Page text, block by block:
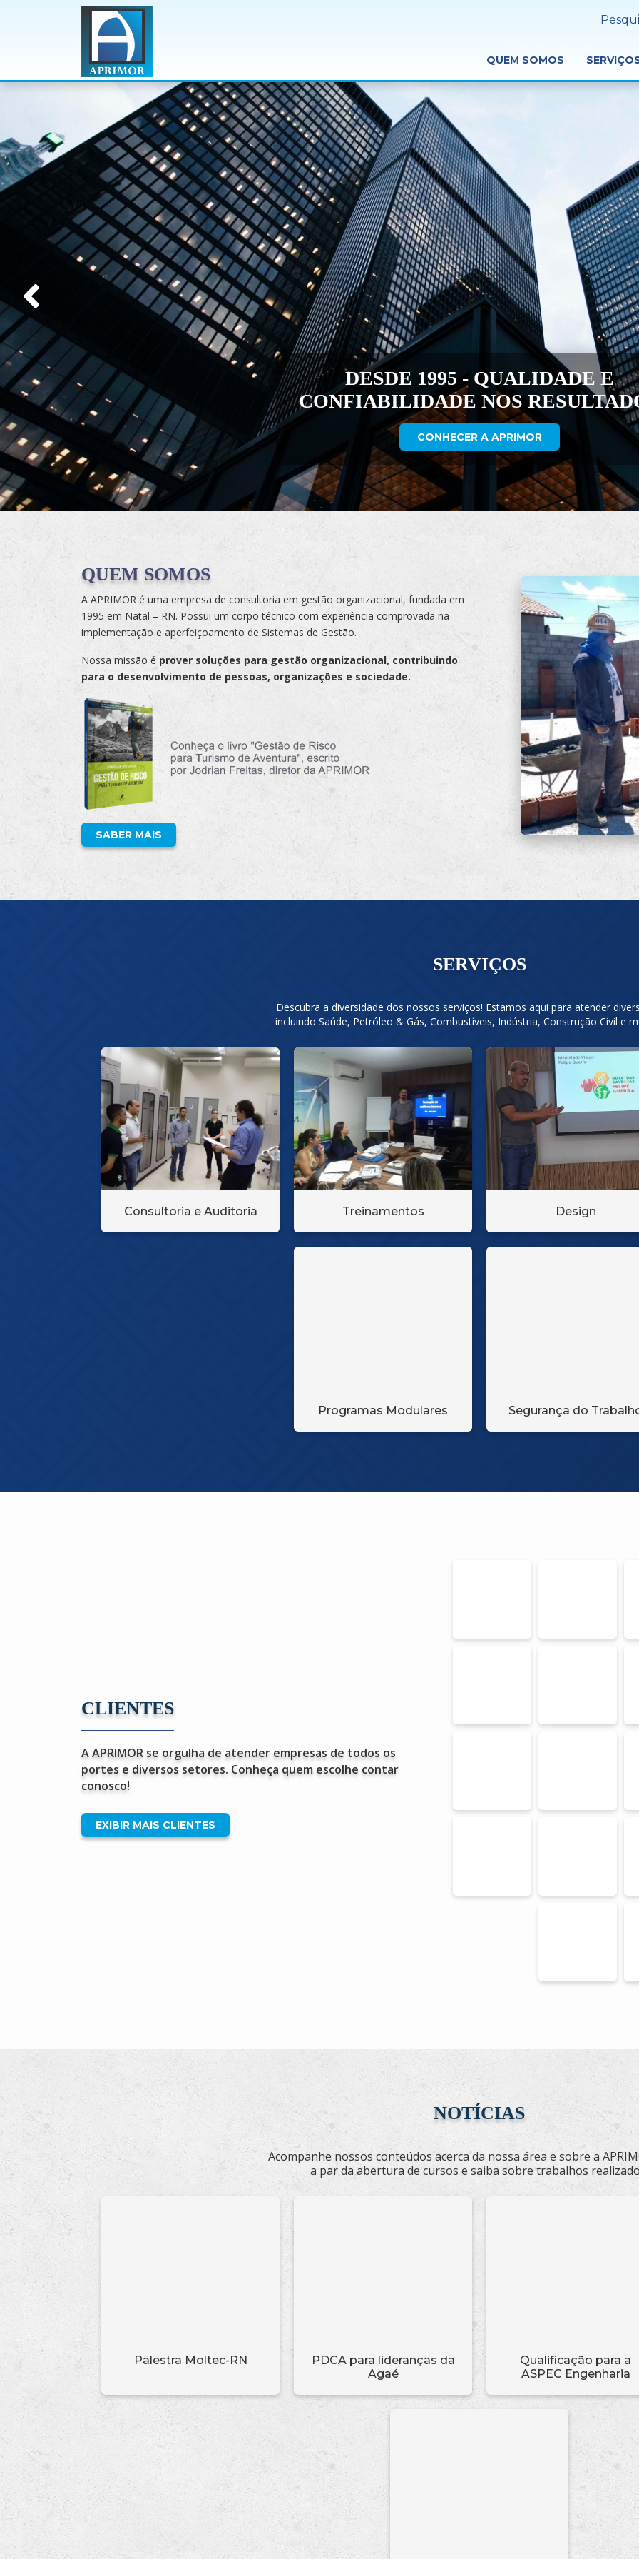
QUEM SOMOS
SOLUÇÕES DE GESTÃO PARA O
CRESCIMENTO DA SUA
CONHECER OS SERVIÇOS
QUEM SOMOS
A APRIMOR é uma empresa de consultoria em gestão organizacional, fundada em
1995 em Natal – RN. Possui um corpo técnico com experiência comprovada na
implementação e aperfeiçoamento de Sistemas de Gestão.
Nossa missão é prover soluções para gestão organizacional, contribuindo
para o desenvolvimento de pessoas, organizações e sociedade.
SABER MAIS
SERVIÇOS
Descubra a diversidade dos nossos serviços! Estamos aqui para atender
incluindo Saúde, Petróleo & Gás, Combustíveis, Indústria, Construção Civil e
Consultoria e Auditoria Treinamentos Design
Programas Modulares Segurança do
CLIENTES
A APRIMOR se orgulha de atender empresas de todos os
portes e diversos setores. Conheça quem escolhe contar
conosco!
EXIBIR MAIS CLIENTES
NOTÍCIAS
Acompanhe nossos conteúdos acerca da nossa área e sobre a
a par da abertura de cursos e saiba sobre trabalhos
Palestra Moltec-RN
PDCA para lideranças da
Agaé
Qualificação para a
ASPEC Engenharia